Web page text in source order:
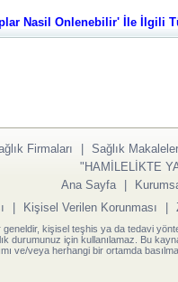
Nasil Onlenebilir' İle İlgili
Firmaları | Sağlık
"HAMİLELİKTE
Ana Sayfa
|
| Kişisel Verilen Korunması |
kişisel teşhis ya da tedavi
durumunuz için kullanılamaz. Bu
ve/veya herhangi bir ortamda